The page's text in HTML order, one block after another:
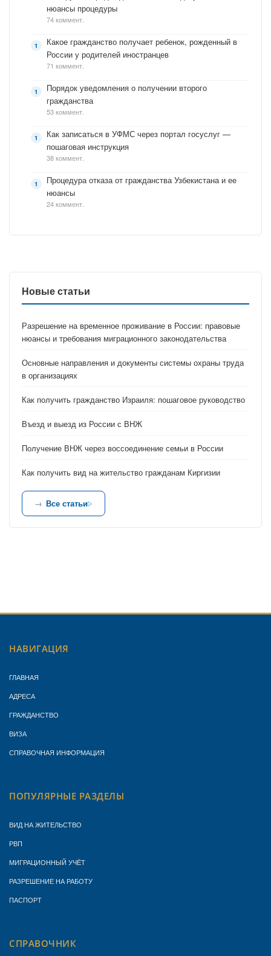
нюансы процедуры
74 коммент.
Какое гражданство получает ребенок, рожденный в
России у родителей иностранцев
71 коммент.
Порядок уведомления о получении второго
гражданства
53 коммент.
Как записаться в УФМС через портал госуслуг —
пошаговая инструкция
38 коммент.
Процедура отказа от гражданства Узбекистана и ее
нюансы
24 коммент.
Новые статьи
Разрешение на временное проживание в России: правовые
нюансы и требования миграционного законодательства
Основные направления и документы системы охраны труда
в организациях
Как получить гражданство Израиля: пошаговое руководство
Въезд и выезд из России с ВНЖ
Получение ВНЖ через воссоединение семьи в России
Как получить вид на жительство гражданам Киргизии
Все статьи
НАВИГАЦИЯ
ГЛАВНАЯ
АДРЕСА
ГРАЖДАНСТВО
ВИЗА
СПРАВОЧНАЯ ИНФОРМАЦИЯ
ПОПУЛЯРНЫЕ РАЗДЕЛЫ
ВИД НА ЖИТЕЛЬСТВО
РВП
МИГРАЦИОННЫЙ УЧЁТ
РАЗРЕШЕНИЕ НА РАБОТУ
ПАСПОРТ
СПРАВОЧНИК